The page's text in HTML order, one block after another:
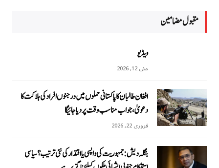
مقبول مضامين
ویڈیو
مئی 12, 2026
افغان طالبان کا پاکستانی حملوں میں درجنوں افراد کی ہلاکت کا
دعویٰ، جواب مناسب وقت پر دیا جائیگا
فروری 22, 2026
بنگلہ دیش: جمہوریت کی واپسی یا اقتدار کی نئی ترتیب؟ سیاسی